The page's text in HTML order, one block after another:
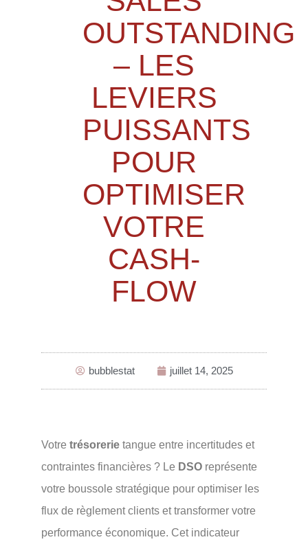
OUTSTANDING
– LES
LEVIERS
PUISSANTS
POUR
OPTIMISER
VOTRE
CASH-
FLOW
bubblestat juillet 14, 2025
Votre trésorerie tangue entre incertitudes et
contraintes financières ? Le DSO représente
votre boussole stratégique pour optimiser les
flux de règlement clients et transformer votre
performance économique. Cet indicateur